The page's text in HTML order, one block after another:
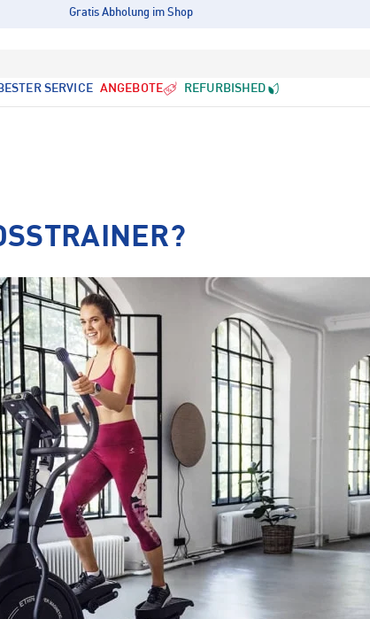
Gratis Abholung im Shop
SERVICE ANGEBOTE REFURBISHED